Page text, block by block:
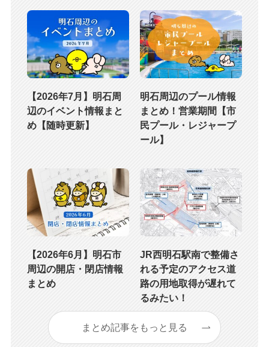
【2026年7月】明石周
辺のイベント情報まと
め【随時更新】
明石周辺のプール情報
まとめ！営業期間【市
民プール・レジャープ
ール】
【2026年6月】明石市
周辺の開店・閉店情報
まとめ
JR西明石駅南で整備さ
れる予定のアクセス道
路の用地取得が遅れて
るみたい！
まとめ記事をもっと見る